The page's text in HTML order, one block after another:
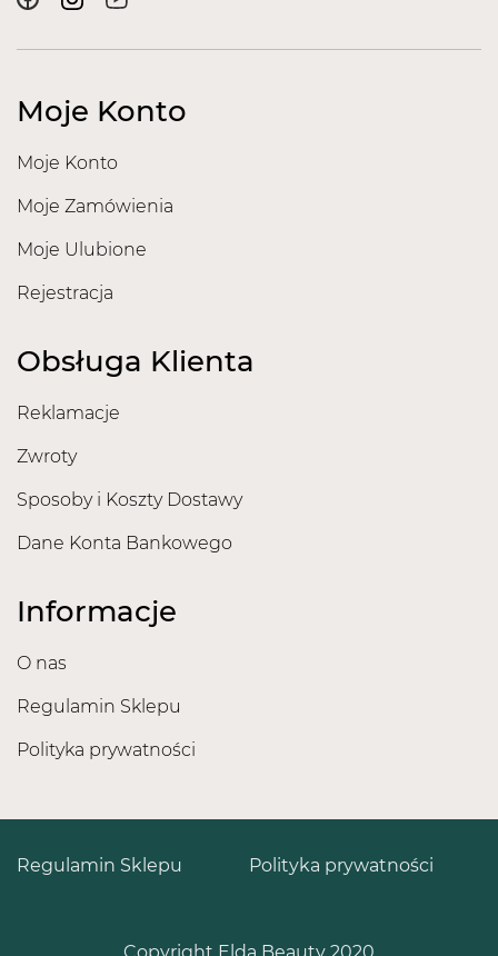
Moje Konto
Moje Konto
Moje Zamówienia
Moje Ulubione
Rejestracja
Obsługa Klienta
Reklamacje
Zwroty
Sposoby i Koszty Dostawy
Dane Konta Bankowego
Informacje
O nas
Regulamin Sklepu
Polityka prywatności
Polityka prywatności
Regulamin Sklepu